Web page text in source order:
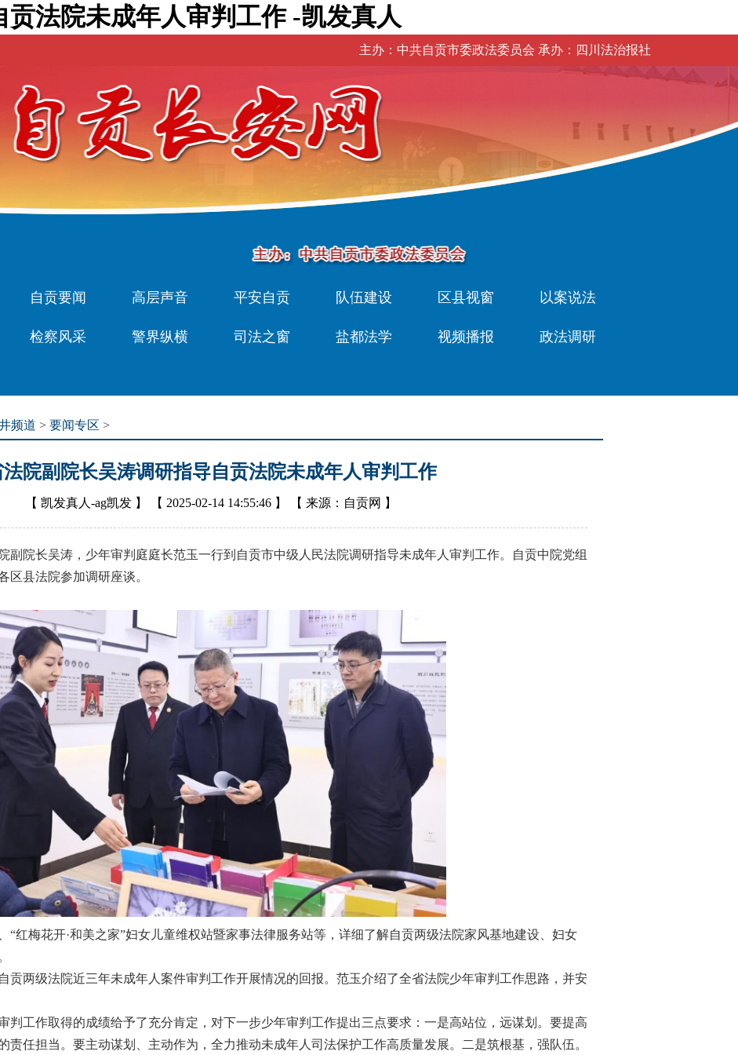
法院未成年人审判工作 -凯发真人
主办：中共自贡市委政法委员会 承办：四川法治报社
自贡要闻 高层声音 平安自贡 队伍建设 区县视窗 以案说法
检察风采 警界纵横 司法之窗 盐都法学 视频播报 政法调研
频道 > 要闻专区 >
法院副院长吴涛调研指导自贡法院未成年人审判工作
【 凯发真人-ag凯发 】 【 2025-02-14 14:55:46 】 【 来源：自贡网 】
院长吴涛，少年审判庭庭长范玉一行到自贡市中级人民法院调研指导未成年人审判工作。自贡中院党组
区县法院参加调研座谈。
梅花开·和美之家”妇女儿童维权站暨家事法律服务站等，详细了解自贡两级法院家风基地建设、妇女
两级法院近三年未成年人案件审判工作开展情况的回报。范玉介绍了全省法院少年审判工作思路，并安
工作取得的成绩给予了充分肯定，对下一步少年审判工作提出三点要求：一是高站位，远谋划。要提高
责任担当。要主动谋划、主动作为，全力推动未成年人司法保护工作高质量发展。二是筑根基，强队伍。